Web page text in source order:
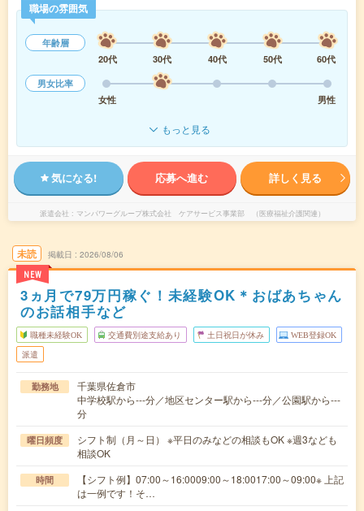
職場の雰囲気
年齢層
20代
30代 40代 50代
60代
男女比率
女性
男性
もっと見る
気になる! 応募へ進む 詳しく見る
派遣会社 マンパワーグループ株式会社 ケアサービス事業部 （医療福祉介護関連）
未読
NEW
掲載日 2026/08/06
3ヵ月で79万円稼ぐ！未経験OK＊おばあちゃん
のお話相手など
職種未経験OK 交通費別途支給あり 土日祝日が休み WEB登録OK
派遣
勤務地
千葉県佐倉市
中学校駅から---分／地区センター駅から---分／公園駅から---
分
曜日頻度
シフト制（月～日） ※平日のみなどの相談もOK ※週3なども
相談OK
時間
【シフト例】07:00～16:0009:00～18:0017:00～09:00※ 上記
は一例です！そ…